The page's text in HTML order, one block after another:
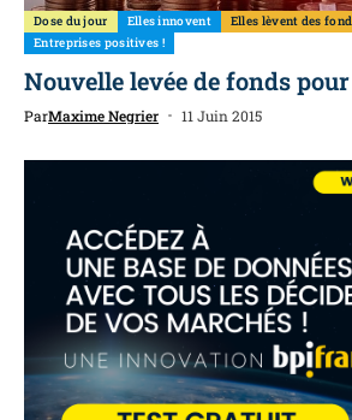
Dose du jour Elles innovent
Elles lèvent des
Entreprises positives !
Nouvelle levée de fonds
ParMaxime Negrier 11 Juin 2015